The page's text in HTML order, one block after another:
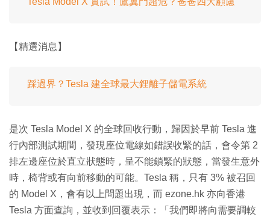
【精選消息】
踩過界？Tesla 建全球最大鋰離子儲電系統
是次 Tesla Model X 的全球回收行動，歸因於早前 Tesla 進
行內部測試期間，發現座位電線如錯誤收緊的話，會令第 2
排左邊座位於直立狀態時，呈不能鎖緊的狀態，當發生意外
時，椅背或有向前移動的可能。Tesla 稱，只有 3% 被召回
的 Model X，會有以上問題出現，而 ezone.hk 亦向香港
Tesla 方面查詢，並收到回覆表示：「我們即將向需要調較